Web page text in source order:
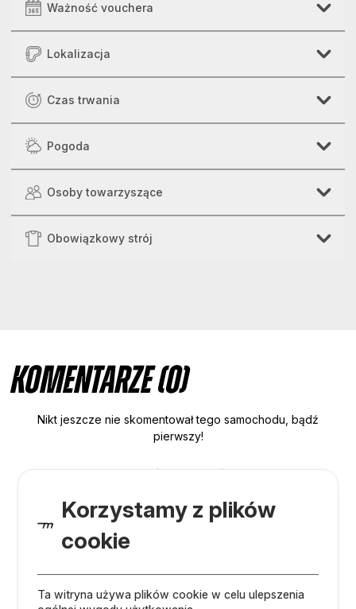
Ważność vouchera
Lokalizacja
Czas trwania
Pogoda
Osoby towarzyszące
Obowiązkowy strój
Komentarze (0)
Nikt jeszcze nie skomentował tego samochodu, bądź
pierwszy!
CHCĘ DODAĆ KOMENTARZ
Korzystamy z plików
cookie
Ta witryna używa plików cookie w celu ulepszenia